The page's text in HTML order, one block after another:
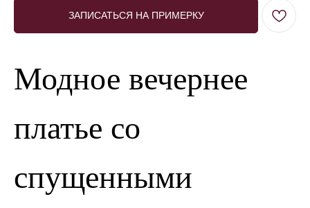
ЗАПИСАТЬСЯ НА ПРИМЕРКУ
Модное вечернее
платье со
спущенными